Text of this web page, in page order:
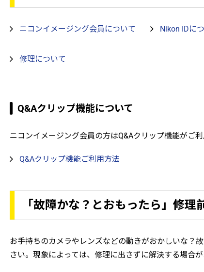
ニコンイメージング会員について Nikon IDに
修理について
Q&Aクリップ機能について
ニコンイメージング会員の方はQ&Aクリップ機能がご
Q&Aクリップ機能ご利用方法
「故障かな？とおもったら」修理
お手持ちのカメラやレンズなどの動きがおかしいな？
さい。現象によっては、修理に出さずに解決する場合が